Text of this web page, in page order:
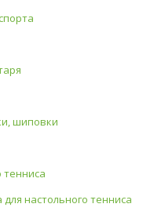
шиповки
тенниса
настольного тенниса